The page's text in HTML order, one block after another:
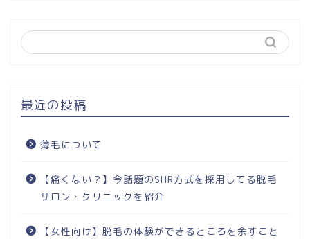
最近の投稿
薄毛について
【痛くない？】今話題のSHR方式を採用してる脱毛
サロン・クリニックを紹介
【女性向け】脱毛の体験ができるところを余すこと